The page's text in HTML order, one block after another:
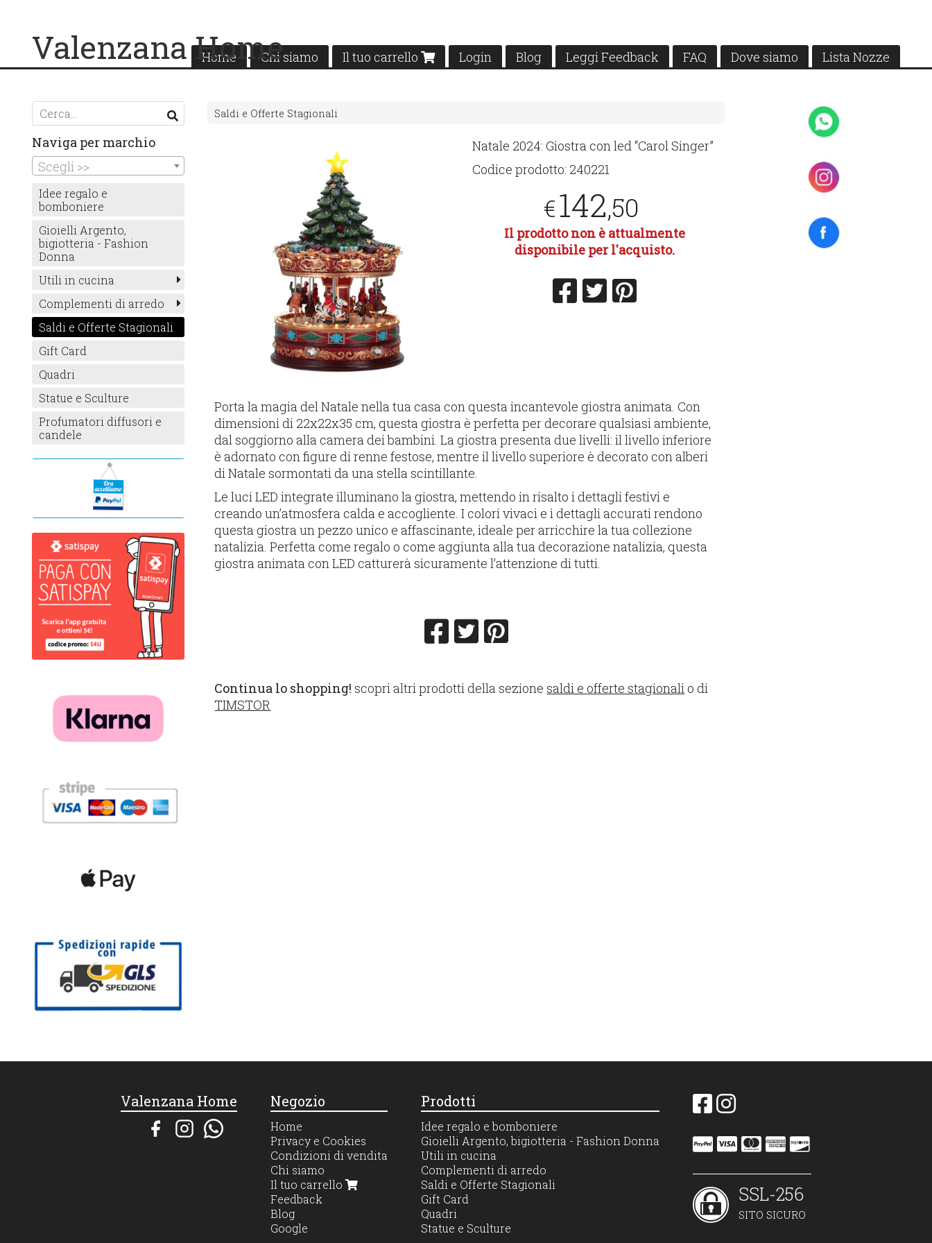
Home Chi siamo Il tuo carrello Login Blog Leggi Feedback FAQ Dove siamo Lista Nozze
Valenzana Home
Saldi e Offerte Stagionali
Natale 2024: Giostra con led “Carol Singer”
Codice prodotto: 240221
€142,50
Il prodotto non è attualmente
disponibile per l'acquisto.
Porta la magia del Natale nella tua casa con questa incantevole giostra animata. Con
dimensioni di 22x22x35 cm, questa giostra è perfetta per decorare qualsiasi ambiente,
dal soggiorno alla camera dei bambini. La giostra presenta due livelli: il livello inferiore
è adornato con figure di renne festose, mentre il livello superiore è decorato con alberi
di Natale sormontati da una stella scintillante.
Le luci LED integrate illuminano la giostra, mettendo in risalto i dettagli festivi e
creando un’atmosfera calda e accogliente. I colori vivaci e i dettagli accurati rendono
questa giostra un pezzo unico e affascinante, ideale per arricchire la tua collezione
natalizia. Perfetta come regalo o come aggiunta alla tua decorazione natalizia, questa
giostra animata con LED catturerà sicuramente l’attenzione di tutti.
Continua lo shopping! scopri altri prodotti della sezionesaldi e offerte stagionali o di
TIMSTOR
Naviga per marchio
Scegli >>
Idee regalo e
bomboniere
Gioielli Argento,
bigiotteria - Fashion
Donna
Utili in cucina
Complementi di arredo
Saldi e Offerte Stagionali
Gift Card
Quadri
Statue e Sculture
Profumatori diffusori e
candele
Valenzana Home Negozio
Home
Privacy e Cookies
Condizioni di vendita
Chi siamo
Il tuo carrello
Feedback
Blog
Google
Prodotti
Idee regalo e bomboniere
Gioielli Argento, bigiotteria - Fashion Donna
Utili in cucina
Complementi di arredo
Saldi e Offerte Stagionali
Gift Card
Quadri
Statue e Sculture
SSL-256
SITO SICURO